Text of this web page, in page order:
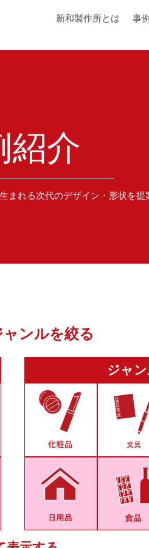
新和製作所とは 事
紹介
まれる次代のデザイン・形状を提
ンルを絞る
ジャ